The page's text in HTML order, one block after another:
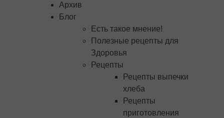
Архив
Блог
Есть такое мнение!
Полезные рецепты для
Здоровья
Рецепты
Рецепты выпечки
хлеба
Рецепты
приготовления